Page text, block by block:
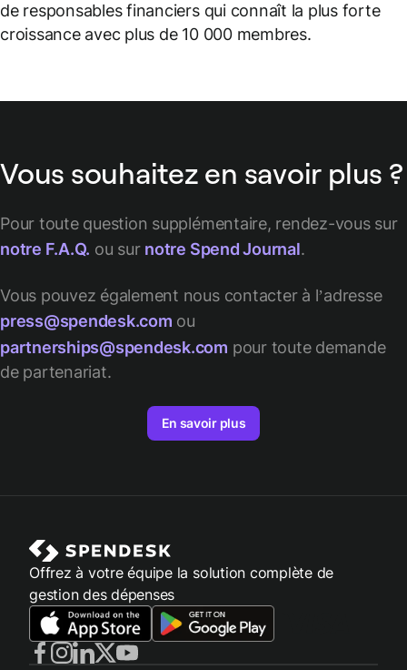
de responsables financiers qui connaît la plus forte
croissance avec plus de 10 000 membres.
Vous souhaitez en savoir plus ?
Pour toute question supplémentaire, rendez-vous sur
notre F.A.Q. ou sur notre Spend Journal.
Vous pouvez également nous contacter à l’adresse
press@spendesk.com ou
partnerships@spendesk.com pour toute demande
de partenariat.
En savoir plus
Offrez à votre équipe la solution complète de
gestion des dépenses